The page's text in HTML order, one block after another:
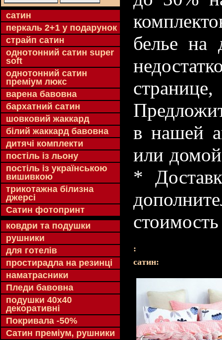
cатин
перкаль 2+1 у подарунок
страйп сатин
однотонний сатин super
soft
однотонний сатин
преміум люкс
варена бавовна
бархатний сатин
шовковий жаккард
білий жаккард бавовна
дитячі комплекти
постіль із льону
постіль із українською
вишивкою
трикотажна білизна
джерсі
Сатин фотопринт
ковдри та подушки
рушники
для готелів
простирадла на резинці
наматрасники
Пледи бавовна
подушки 40х40
декоративні
Покривала -50%
Сатин преміум, рушники
белье на
в нашей
или
*
:
cатин: